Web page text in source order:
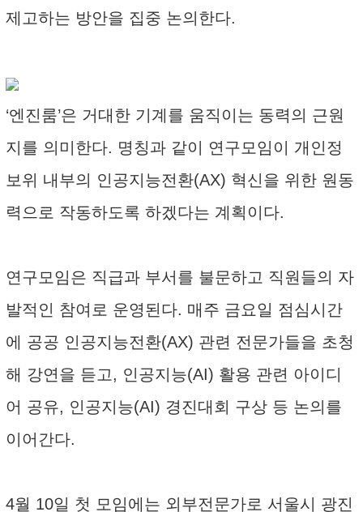
제고하는 방안을 집중 논의한다.
‘엔진룸’은 거대한 기계를 움직이는 동력의 근원
지를 의미한다. 명칭과 같이 연구모임이 개인정
보위 내부의 인공지능전환(AX) 혁신을 위한 원동
력으로 작동하도록 하겠다는 계획이다.
연구모임은 직급과 부서를 불문하고 직원들의 자
발적인 참여로 운영된다. 매주 금요일 점심시간
에 공공 인공지능전환(AX) 관련 전문가들을 초청
해 강연을 듣고, 인공지능(AI) 활용 관련 아이디
어 공유, 인공지능(AI) 경진대회 구상 등 논의를
이어간다.
4월 10일 첫 모임에는 외부전문가로 서울시 광진